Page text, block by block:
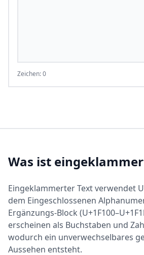
Zeichen: 0
Was ist
Eingeklammerter Text verwendet
dem Eingeschlossenen
Ergänzungs-Block
erscheinen als Buchstaben und
wodurch ein unverwechselbares
Aussehen entsteht.